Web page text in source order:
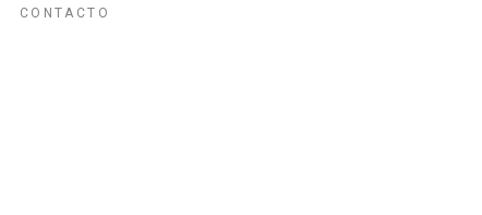
CONTACTO